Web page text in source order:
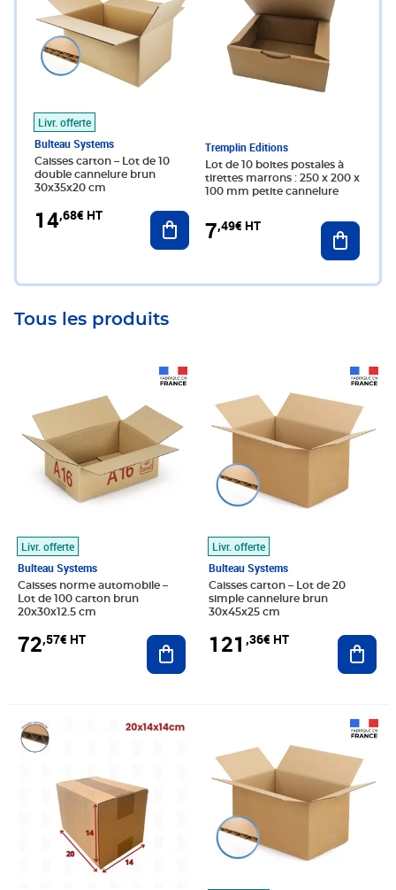
Livr. offerte
Bulteau Systems
Caisses carton – Lot de 10
double cannelure brun
30x35x20 cm
14,68€ HT Ajouter au panier
Tremplin Editions
Lot de 10 boites postales à
tirettes marrons : 250 x 200 x
100 mm petite cannelure
7,49€ HT Ajouter
Tous les produits
Livr. offerte
Bulteau Systems
Caisses norme automobile –
Lot de 100 carton brun
20x30x12.5 cm
72,57€ HT Ajouter au panier
Livr. offerte
Bulteau Systems
Caisses carton – Lot de 20
simple cannelure brun
30x45x25 cm
121 ,36€ HT
Prix 12,73€ HT